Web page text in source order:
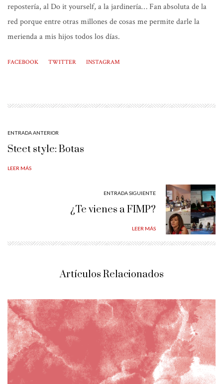
repostería, al Do it yourself, a la jardinería… Fan absoluta de la
red porque entre otras millones de cosas me permite darle la
merienda a mis hijos todos los días.
FACEBOOK TWITTER INSTAGRAM
ENTRADA ANTERIOR
Steet style: Botas
LEER MÁS
ENTRADA SIGUIENTE
¿Te vienes a FIMP?
LEER MÁS
Artículos Relacionados